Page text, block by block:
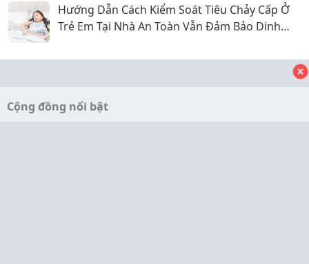
Hướng Dẫn Cách Kiểm Soát Tiêu Chảy Cấp Ở
Trẻ Em Tại Nhà An Toàn Vẫn Đảm Bảo Dinh
Cộng đồng nổi bật